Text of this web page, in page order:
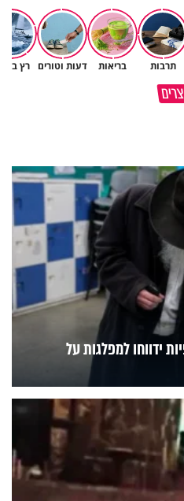
תרבות בריאות דעות וטורים רץ האם אפשר להפוך קללה
ידווחו למפלגות על